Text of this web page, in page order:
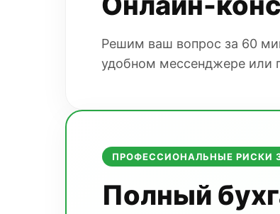
Решим ваш вопрос за 60
удобном мессенджере или
ПРОФЕССИОНАЛЬНЫЕ РИСКИ
Полный